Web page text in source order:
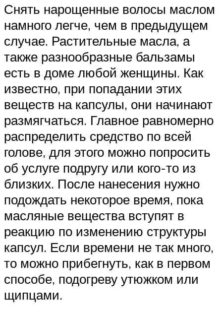
Снять нарощенные волосы маслом
намного легче, чем в предыдущем
случае. Растительные масла, а
также разнообразные бальзамы
есть в доме любой женщины. Как
известно, при попадании этих
веществ на капсулы, они начинают
размягчаться. Главное равномерно
распределить средство по всей
голове, для этого можно попросить
об услуге подругу или кого-то из
близких. После нанесения нужно
подождать некоторое время, пока
масляные вещества вступят в
реакцию по изменению структуры
капсул. Если времени не так много,
то можно прибегнуть, как в первом
способе, подогреву утюжком или
щипцами.